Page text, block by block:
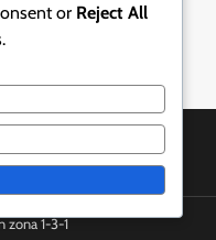
zona 1-3-1
or Reject All